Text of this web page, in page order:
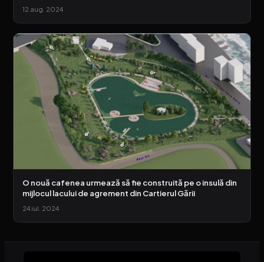
12 aug. 2024
O nouă cafenea urmează să fie construită pe o insulă din
mijlocul lacului de agrement din Cartierul Gării
24 iul. 2024